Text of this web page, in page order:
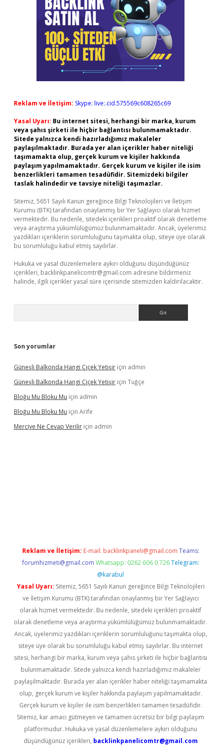
Reklam ve İletişim: Skype: live:.cid.575569c608265c69
Yasal Uyarı: Bu internet sitesi, herhangi bir marka, kurum
veya şahıs şirketi ile hiçbir bağlantısı bulunmamaktadır.
Sitede yalnızca kendi hazırladığımız makaleler
paylaşılmaktadır. Burada yer alan içerikler haber niteliği
taşımamakta olup, gerçek kurum ve kişiler hakkında
paylaşım yapılmamaktadır. Gerçek kurum ve kişiler ile isim
benzerlikleri tamamen tesadüfidir. Sitemizdeki bilgiler
taslak halindedir ve tavsiye niteliği taşımazlar.
Sitemiz, 5651 Sayılı Kanun gereğince Bilgi Teknolojileri ve İletişim
Kurumu (BTK) tarafından onaylanmış bir Yer Sağlayıcı olarak hizmet
vermektedir. Bu nedenle, sitedeki içerikleri proaktif olarak denetleme
veya araştırma yükümlülüğümüz bulunmamaktadır. Ancak, üyelerimiz
yazdıkları içeriklerin sorumluluğunu taşımakta olup, siteye üye olarak
bu sorumluluğu kabul etmiş sayılırlar.
Hukuka ve yasal düzenlemelere aykırı olduğunu düşündüğünüz
içerikleri, backlinkpanelicomtr@gmail.com adresine bildirmeniz
halinde, ilgili içerikler yasal süre içerisinde sitemizden kaldırılacaktır.
Son yorumlar
Güneşli Balkonda Hangi Çiçek Yetişir için admin
Güneşli Balkonda Hangi Çiçek Yetişir için Tuğçe
Bloğu Mu Bloku Mu için admin
Bloğu Mu Bloku Mu için Arife
Merciye Ne Cevap Verilir için admin
Reklam ve İletişim: E-mail: backlinkpaneli@gmail.com Teams:
forumhizmeti@gmail.com Whatsapp: 0262 606 0 726 Telegram:
@karabul
Yasal Uyarı: Sitemiz, 5651 Sayılı Kanun gereğince Bilgi Teknolojileri
ve İletişim Kurumu (BTK) tarafından onaylanmış bir Yer Sağlayıcı
olarak hizmet vermektedir. Bu nedenle, sitedeki içerikleri proaktif
olarak denetleme veya araştırma yükümlülüğümüz bulunmamaktadır.
Ancak, üyelerimiz yazdıkları içeriklerin sorumluluğunu taşımakta olup,
siteye üye olarak bu sorumluluğu kabul etmiş sayılırlar. Bu internet
sitesi, herhangi bir marka, kurum veya şahıs şirketi ile hiçbir bağlantısı
bulunmamaktadır. Sitede yalnızca kendi hazırladığımız makaleler
paylaşılmaktadır. Burada yer alan içerikler haber niteliği taşımamakta
olup, gerçek kurum ve kişiler hakkında paylaşım yapılmamaktadır.
Gerçek kurum ve kişiler ile isim benzerlikleri tamamen tesadüfidir.
Sitemiz, kar amacı gütmeyen ve tamamen ücretsiz bir bilgi paylaşım
platformudur. Hukuka ve yasal düzenlemelere aykırı olduğunu
düşündüğünüz içerikleri, backlinkpanelicomtr@gmail.com